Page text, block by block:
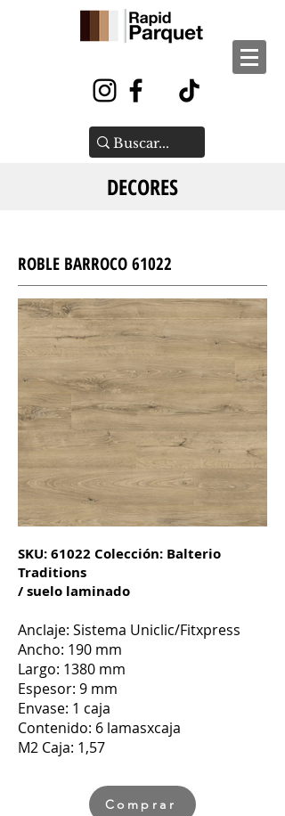
DECORES
ROBLE BARROCO 61022
SKU: 61022 Colección: Balterio
Traditions
/ suelo laminado
Anclaje: Sistema Uniclic/Fitxpress
Ancho: 190 mm
Largo: 1380 mm
Espesor: 9 mm
Envase: 1 caja
Contenido: 6 lamasxcaja
M2 Caja: 1,57
Comprar